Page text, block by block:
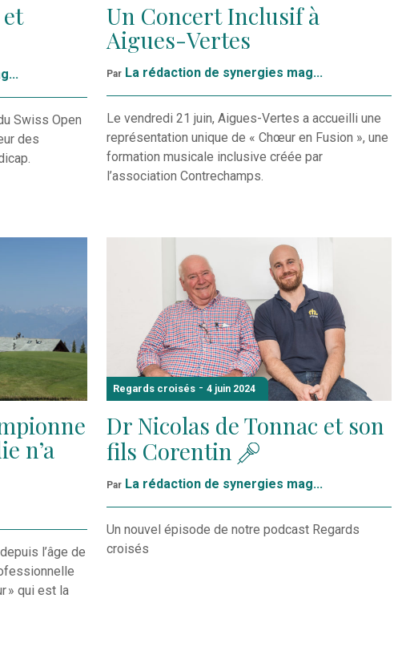
Swiss Open
des
Un Concert Inclusif à
Aigues-Vertes
Par La rédaction de synergies mag...
Le vendredi 21 juin, Aigues-Vertes a accueilli une
représentation unique de « Chœur en Fusion », une
formation musicale inclusive créée par
l’association Contrechamps.
n’a
l’âge de
» qui est la
Regards croisés - 4 juin 2024
Dr Nicolas de Tonnac et son
fils Corentin
Par La rédaction de synergies mag...
Un nouvel épisode de notre podcast Regards
croisés